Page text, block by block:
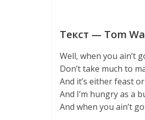
Текст — Tom
Well, when you ain’t
Don’t take much to
And it’s either feast
And I’m hungry as a
And when you ain’t